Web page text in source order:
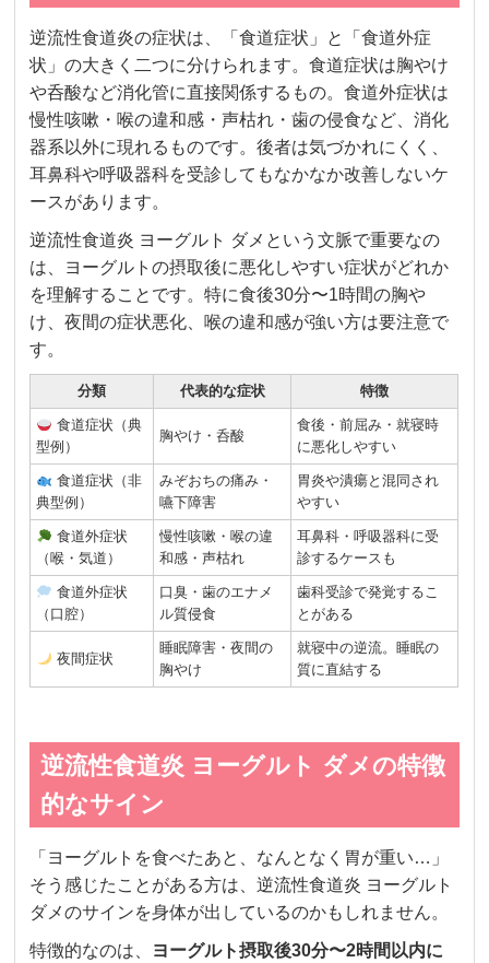
逆流性食道炎の症状は、「食道症状」と「食道外症
状」の大きく二つに分けられます。食道症状は胸やけ
や呑酸など消化管に直接関係するもの。食道外症状は
慢性咳嗽・喉の違和感・声枯れ・歯の侵食など、消化
器系以外に現れるものです。後者は気づかれにくく、
耳鼻科や呼吸器科を受診してもなかなか改善しないケ
ースがあります。
逆流性食道炎 ヨーグルト ダメという文脈で重要なの
は、ヨーグルトの摂取後に悪化しやすい症状がどれか
を理解することです。特に食後30分〜1時間の胸や
け、夜間の症状悪化、喉の違和感が強い方は要注意で
す。
分類 代表的な症状 特徴
食道症状（典
型例）
胸やけ・呑酸
食後・前屈み・就寝時
に悪化しやすい
食道症状（非
典型例）
みぞおちの痛み・
嚥下障害
胃炎や潰瘍と混同され
やすい
食道外症状
（喉・気道）
慢性咳嗽・喉の違
和感・声枯れ
耳鼻科・呼吸器科に受
診するケースも
食道外症状
（口腔）
口臭・歯のエナメ
ル質侵食
歯科受診で発覚するこ
とがある
夜間症状
睡眠障害・夜間の
胸やけ
就寝中の逆流。睡眠の
質に直結する
逆流性食道炎 ヨーグルト ダメの特徴
的なサイン
「ヨーグルトを食べたあと、なんとなく胃が重い…」
そう感じたことがある方は、逆流性食道炎 ヨーグルト
ダメのサインを身体が出しているのかもしれません。
特徴的なのは、 ヨーグルト摂取後30分〜2時間以内に